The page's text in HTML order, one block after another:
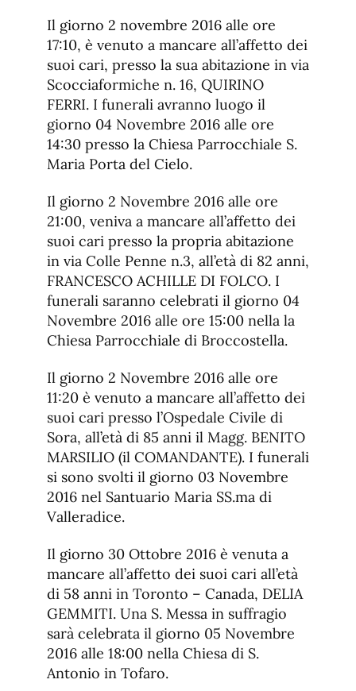
de
fuente
de
fuente.
Il giorno 2 novembre 2016 alle ore
17:10, è venuto a mancare all’affetto dei
suoi cari, presso la sua abitazione in via
Scocciaformiche n. 16, QUIRINO
FERRI. I funerali avranno luogo il
giorno 04 Novembre 2016 alle ore
14:30 presso la Chiesa Parrocchiale S.
Maria Porta del Cielo.
Il giorno 2 Novembre 2016 alle ore
21:00, veniva a mancare all’affetto dei
suoi cari presso la propria abitazione
in via Colle Penne n.3, all’età di 82 anni,
FRANCESCO ACHILLE DI FOLCO. I
funerali saranno celebrati il giorno 04
Novembre 2016 alle ore 15:00 nella la
Chiesa Parrocchiale di Broccostella.
Il giorno 2 Novembre 2016 alle ore
11:20 è venuto a mancare all’affetto dei
suoi cari presso l’Ospedale Civile di
Sora, all’età di 85 anni il Magg. BENITO
MARSILIO (il COMANDANTE). I funerali
si sono svolti il giorno 03 Novembre
2016 nel Santuario Maria SS.ma di
Valleradice.
Il giorno 30 Ottobre 2016 è venuta a
mancare all’affetto dei suoi cari all’età
di 58 anni in Toronto – Canada, DELIA
GEMMITI. Una S. Messa in suffragio
sarà celebrata il giorno 05 Novembre
2016 alle 18:00 nella Chiesa di S.
Antonio in Tofaro.